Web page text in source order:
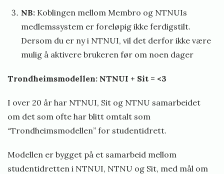
NB: Koblingen mellom Membro og NTNUIs
medlemssystem er foreløpig ikke ferdigstilt.
Dersom du er ny i NTNUI, vil det derfor ikke være
mulig å aktivere brukeren før om noen dager
Trondheimsmodellen: NTNUI + Sit = <3
I over 20 år har NTNUI, Sit og NTNU samarbeidet
om det som ofte har blitt omtalt som
“Trondheimsmodellen” for studentidrett.
Modellen er bygget på et samarbeid mellom
studentidretten i NTNUI, NTNU og Sit, med mål om